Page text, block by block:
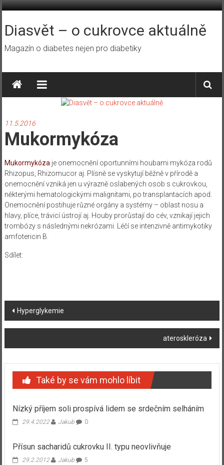
Přeskočit
obsah
Diasvět – o cukrovce aktuálně
Magazín o diabetes nejen pro diabetiky
11.5.2016
Mukormykóza
Mukormykóza je onemocnění oportunními houbami mykóza rodů
Rhizopus, Rhizomucor aj. Plísně se vyskytují běžně v přírodě a
onemocnění vzniká jen u výrazně oslabených osob s cukrovkou,
některými hematologickými malignitami, po transplantacích apod.
Onemocnění postihuje různé orgány a systémy – oblast nosu a
hlavy, plíce, trávicí ústrojí aj. Houby prorůstají do cév, vznikají jejich
trombózy s následnými nekrózami. Léčí se intenzivně antimykotiky
amfotericin B.
Sdílet:
Navigace
příspěvku
Hyperglykemie
ateroskleróza
Také by se vám mohlo líbit
Nízký příjem soli prospívá lidem se srdečním selháním
29.4.2022 Jakub 0
Přísun sacharidů cukrovku II. typu neovlivňuje
29.2.2012 Jakub 5